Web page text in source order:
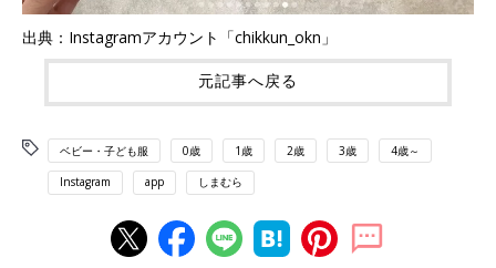
出典：Instagramアカウント「chikkun_okn」
元記事へ戻る
ベビー・子ども服 0歳 1歳 2歳 3歳 4歳～
Instagram app しまむら